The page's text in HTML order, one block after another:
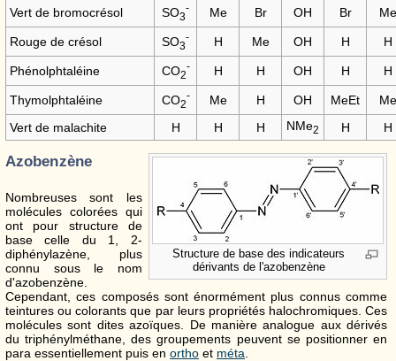
Vert de bromocrésol SO3
- Me Br OH Br Me
Rouge de crésol SO3
- H Me OH H H
Phénolphtaléine CO2
- H H OH H H
Thymolphtaléine CO2
- Me H OH MeEt
Me
Vert de malachite
H H H NMe2 H H
Structure de base des indicateurs
dérivants de l'azobenzène
Azobenzène
Nombreuses sont les
molécules colorées qui
ont pour structure de
base celle du 1, 2-
diphénylazène, plus
connu sous le nom
d'azobenzène.
Cependant, ces composés sont énormément plus connus comme
teintures ou colorants que par leurs propriétés halochromiques. Ces
molécules sont dites azoïques. De manière analogue aux dérivés
du triphénylméthane, des groupements peuvent se positionner en
para essentiellement puis en ortho et méta